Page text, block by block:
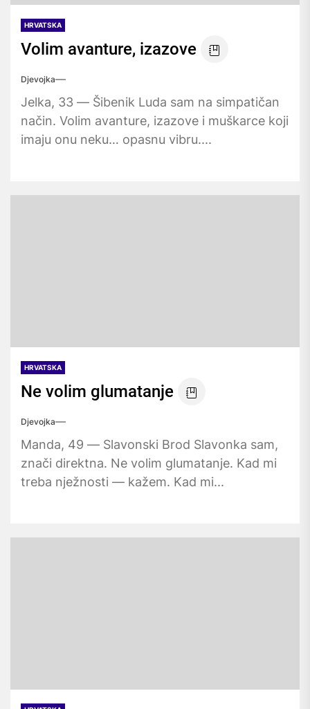
HRVATSKA
Volim avanture, izazove
Djevojka
Jelka, 33 — Šibenik Luda sam na simpatičan
način. Volim avanture, izazove i muškarce koji
imaju onu neku… opasnu vibru....
HRVATSKA
Ne volim glumatanje
Djevojka
Manda, 49 — Slavonski Brod Slavonka sam,
znači direktna. Ne volim glumatanje. Kad mi
treba nježnosti — kažem. Kad mi...